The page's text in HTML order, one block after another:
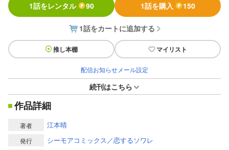
1話をレンタル 90 1話を購入 150
1話をカートに追加する
推し本棚 マイリスト
配信お知らせメール設定
続刊はこちら
作品詳細
著者 江本晴
発行 シーモアコミックス／恋するソワレ